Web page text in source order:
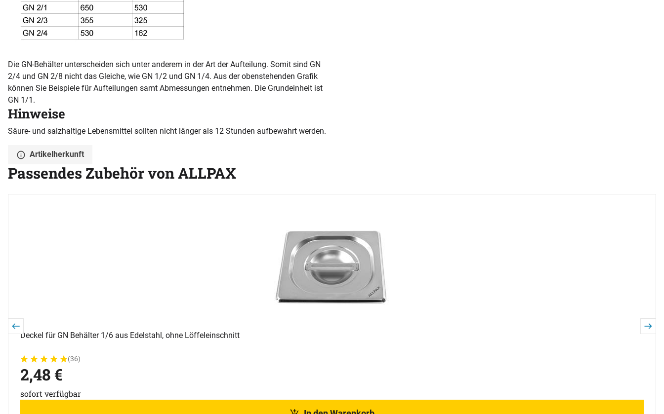
Die GN-Behälter unterscheiden sich unter anderem in der Art der Aufteilung. Somit sind GN
2/4 und GN 2/8 nicht das Gleiche, wie GN 1/2 und GN 1/4. Aus der obenstehenden Grafik
können Sie Beispiele für Aufteilungen samt Abmessungen entnehmen. Die Grundeinheit ist
GN 1/1.
Hinweise
Säure- und salzhaltige Lebensmittel sollten nicht länger als 12 Stunden aufbewahrt werden.
Artikelherkunft
Passendes Zubehör von ALLPAX
Deckel für GN Behälter 1/6 aus Edelstahl, ohne Löffeleinschnitt
Bewertung: 5 von 5 (36 Bewertungen)
36 Bewertungen
(36)
2,48 €
sofort verfügbar